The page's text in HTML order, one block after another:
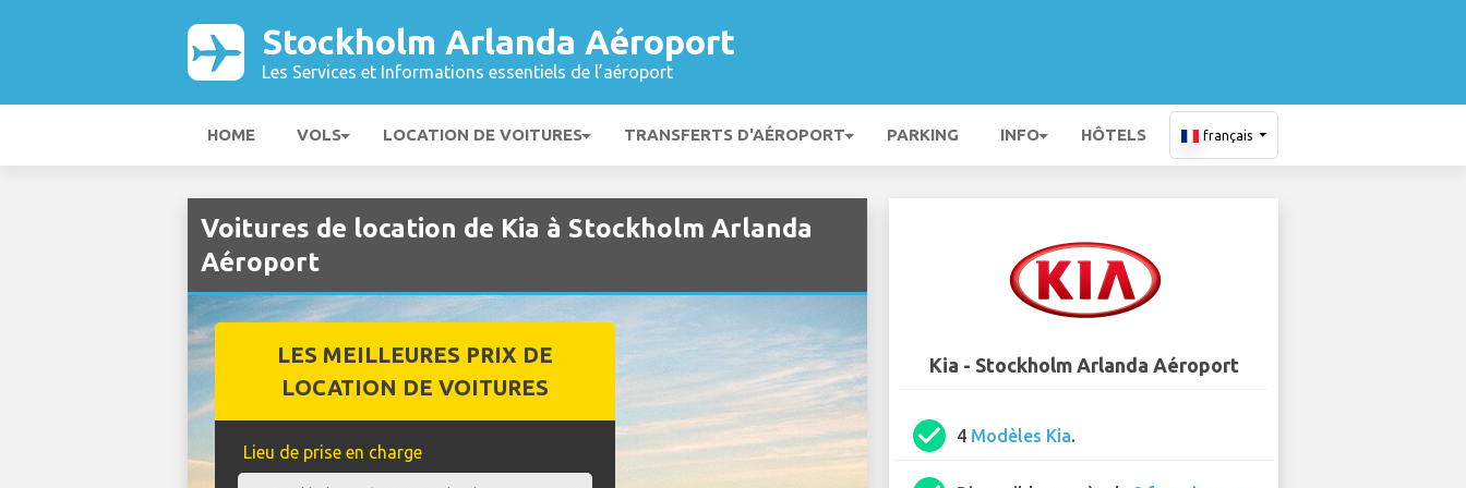
Stockholm Arlanda Aéroport
Les Services et Informations essentiels de l’aéroport
HOME VOLS LOCATION DE VOITURES TRANSFERTS D'AÉROPORT PARKING INFO HÔTELS français
Voitures de location de Kia à Stockholm Arlanda
Aéroport
LES MEILLEURES PRIX DE
LOCATION DE VOITURES
Lieu de prise en charge
Kia - Stockholm Arlanda Aéroport
check_circle 4 Modèles Kia.